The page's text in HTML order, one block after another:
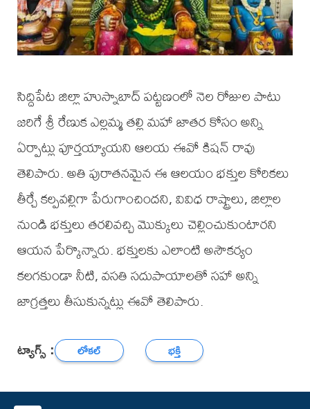
సిద్దిపేట జిల్లా హుస్నాబాద్ పట్టణంలో నెల రోజుల పాటు
జరిగే శ్రీ రేణుక ఎల్లమ్మ తల్లి మహా జాతర కోసం అన్ని
ఏర్పాట్లు పూర్తయ్యాయని ఆలయ ఈవో కిషన్ రావు
తెలిపారు. అతి పురాతనమైన ఈ ఆలయం భక్తుల కోరికలు
తీర్చే కల్పవల్లిగా పేరుగాంచిందని, వివిధ రాష్ట్రాలు, జిల్లాల
నుండి భక్తులు తరలివచ్చి మొక్కులు చెల్లించుకుంటారని
ఆయన పేర్కొన్నారు. భక్తులకు ఎలాంటి అసౌకర్యం
కలగకుండా నీటి, వసతి సదుపాయాలతో సహా అన్ని
జాగ్రత్తలు తీసుకున్నట్లు ఈవో తెలిపారు.
ట్యాగ్స్ : లోకల్ భక్తి